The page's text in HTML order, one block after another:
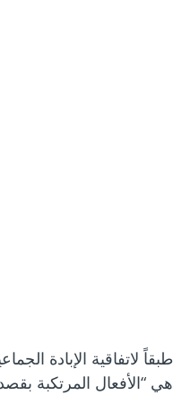
هي “الأفعال المرتكبة